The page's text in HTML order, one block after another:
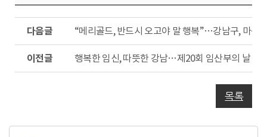
글
“메리골드, 반드시 오고야 말 행복”…강남구, 마음
글
행복한 임신, 따뜻한 강남…제20회 임산부의 날 기
목록